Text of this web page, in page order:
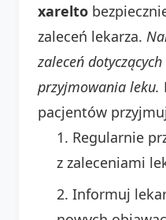
xarelto
zaleceń lekarza.
zaleceń
przyjmowania leku.
pacjentów
Regularnie
z zaleceniami
Informuj